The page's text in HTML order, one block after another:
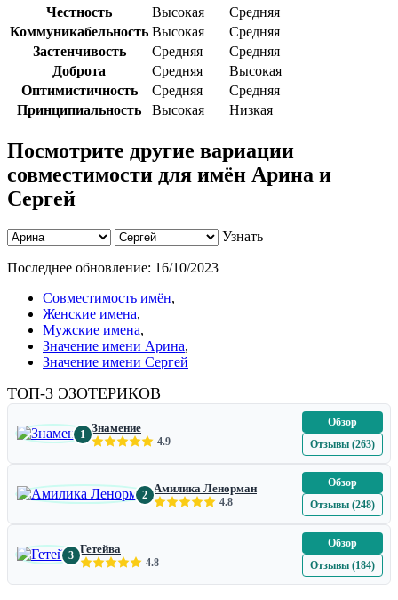
Честность
Высокая
Средняя
Коммуникабельность Высокая
Средняя
Застенчивость
Средняя
Средняя
Доброта
Средняя
Высокая
Оптимистичность
Средняя
Средняя
Принципиальность
Высокая Низкая
Посмотрите другие вариации
совместимости для имён Арина и
Сергей
Узнать
Последнее обновление: 16/10/2023
Совместимость имён,
Женские имена,
Мужские имена,
Значение имени Арина,
Значение имени Сергей
ТОП-3 ЭЗОТЕРИКОВ
1 Знамение
4.9
Обзор
Отзывы (263)
2 Амилика Ленорман
4.8
Обзор
Отзывы (248)
3 Гетейва
4.8
Обзор
Отзывы (184)